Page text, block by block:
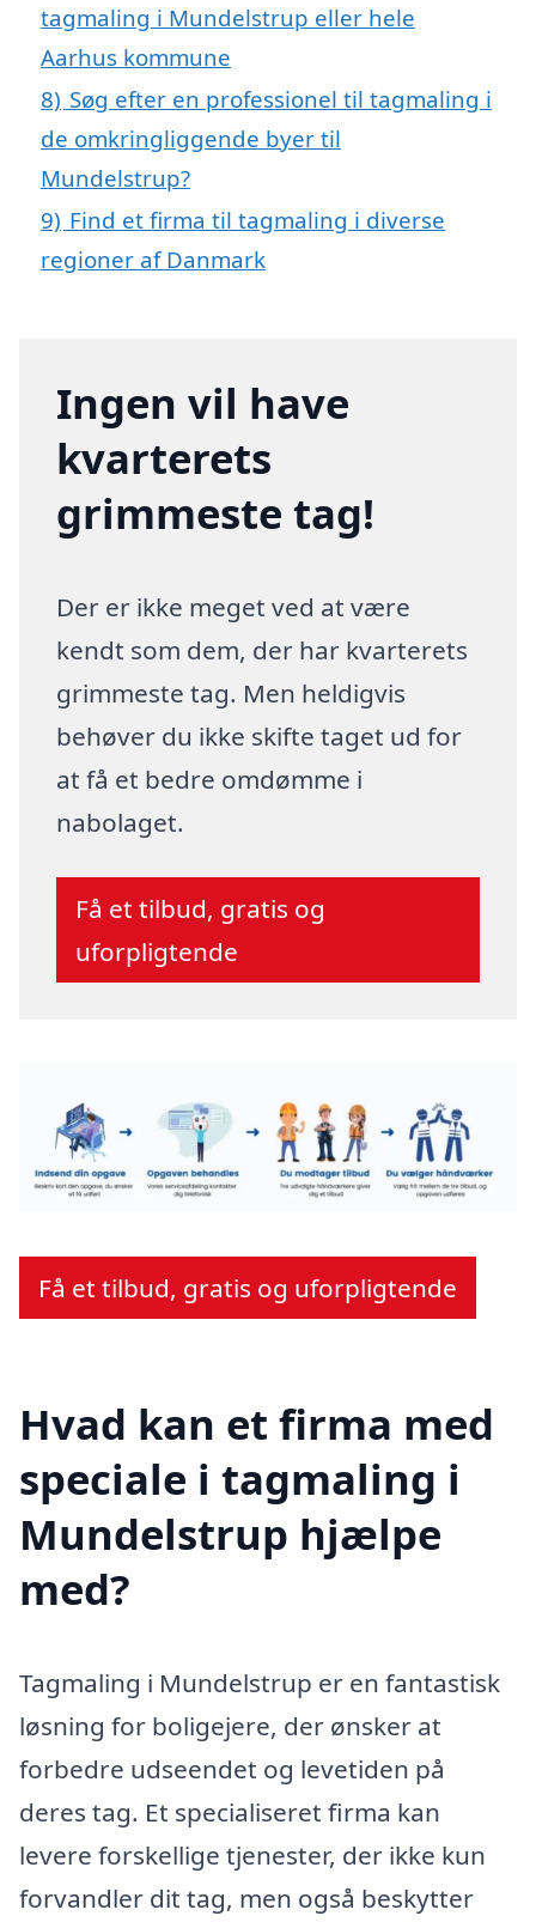
tagmaling i Mundelstrup eller hele
Aarhus kommune
8) Søg efter en professionel til tagmaling i
de omkringliggende byer til
Mundelstrup?
9) Find et firma til tagmaling i diverse
regioner af Danmark
Ingen vil have
kvarterets
grimmeste tag!
Der er ikke meget ved at være
kendt som dem, der har kvarterets
grimmeste tag. Men heldigvis
behøver du ikke skifte taget ud for
at få et bedre omdømme i
nabolaget.
Få et tilbud, gratis og
uforpligtende
Få et tilbud, gratis og uforpligtende
Hvad kan et firma med
speciale i tagmaling i
Mundelstrup hjælpe
med?
Tagmaling i Mundelstrup er en fantastisk
løsning for boligejere, der ønsker at
forbedre udseendet og levetiden på
deres tag. Et specialiseret firma kan
levere forskellige tjenester, der ikke kun
forvandler dit tag, men også beskytter